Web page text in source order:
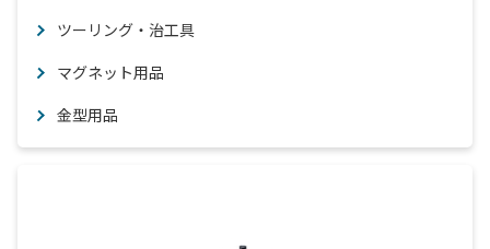
ツーリング・治工具
マグネット用品
金型用品